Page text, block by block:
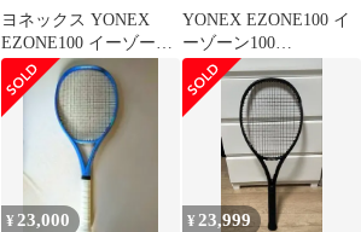
ヨネックス YONEX
EZONE100 イーゾーン
100
‪YONEX EZONE100 イ
ーゾーン100
☆G2‪☆300g‪ ☆美品
¥23,000 ¥23,999